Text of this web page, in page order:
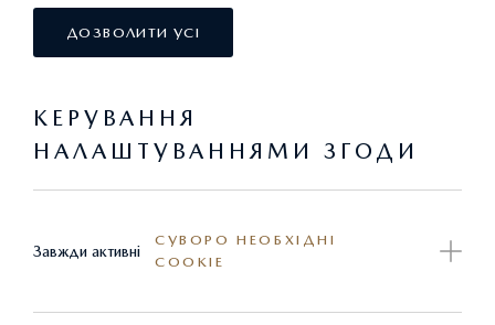
СІТКА ДЛЯ КРІПЛЕННЯ РЕЧЕЙ У
БАГАЖНОМУ ВІДДІЛЕННІ
ДОЗВОЛИТИ УСІ
КЕРУВАННЯ
НАЛАШТУВАННЯМИ ЗГОДИ
Завжди активні
СУВОРО НЕОБХІДНІ
COOKIE